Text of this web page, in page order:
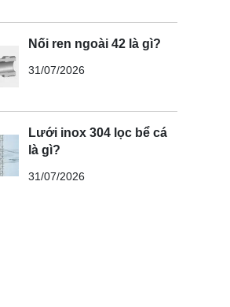
Nối ren ngoài 42 là gì?
31/07/2026
Lưới inox 304 lọc bể cá
là gì?
31/07/2026